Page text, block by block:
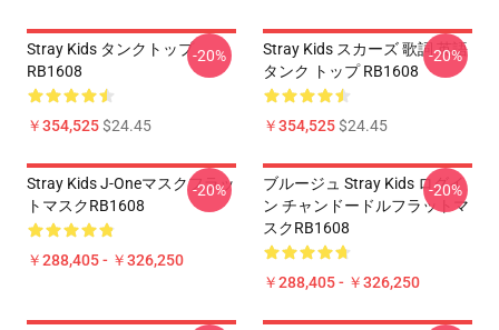
Stray Kids タンクトップ
RB1608
￥354,525$24.45
-20%
Stray Kids スカーズ 歌詞 英語
タンク トップ RB1608
￥354,525$24.45
-20%
Stray Kids J-Oneマスクフラッ
トマスクRB1608
￥288,405 - ￥326,250
-20%
ブルージュ Stray Kids ログイ
ン チャンドードルフラットマ
スクRB1608
￥288,405 - ￥326,250
-20%